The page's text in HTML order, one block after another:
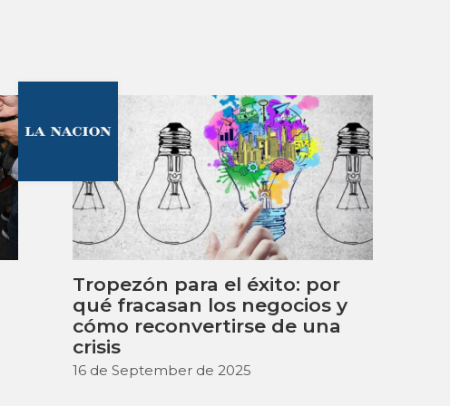
Tropezón para el éxito: por
qué fracasan los negocios y
cómo reconvertirse de una
crisis
16 de September de 2025